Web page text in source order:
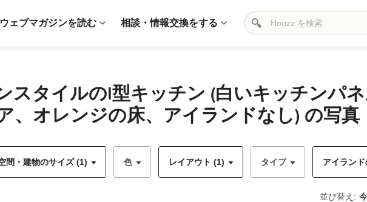
ウェブマガジンを読む 相談・情報交換をする
スタイルのI型キッチン (白いキッチンパ
、オレンジの床、アイランドなし) の写真
間・建物のサイズ (1) 色 レイアウト (1) タイプ アイラン
並び替え: